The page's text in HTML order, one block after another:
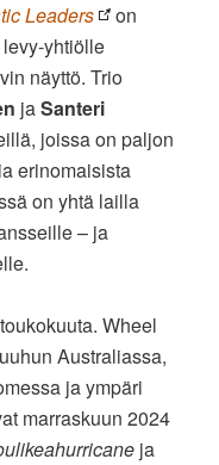
Leaders
on
yhtiölle
näyttö. Trio
jaSanteri
joissa on paljon
erinomaisista
on yhtä lailla
– ja
Wheel
Australiassa,
ja ympäri
marraskuun 2024
ja